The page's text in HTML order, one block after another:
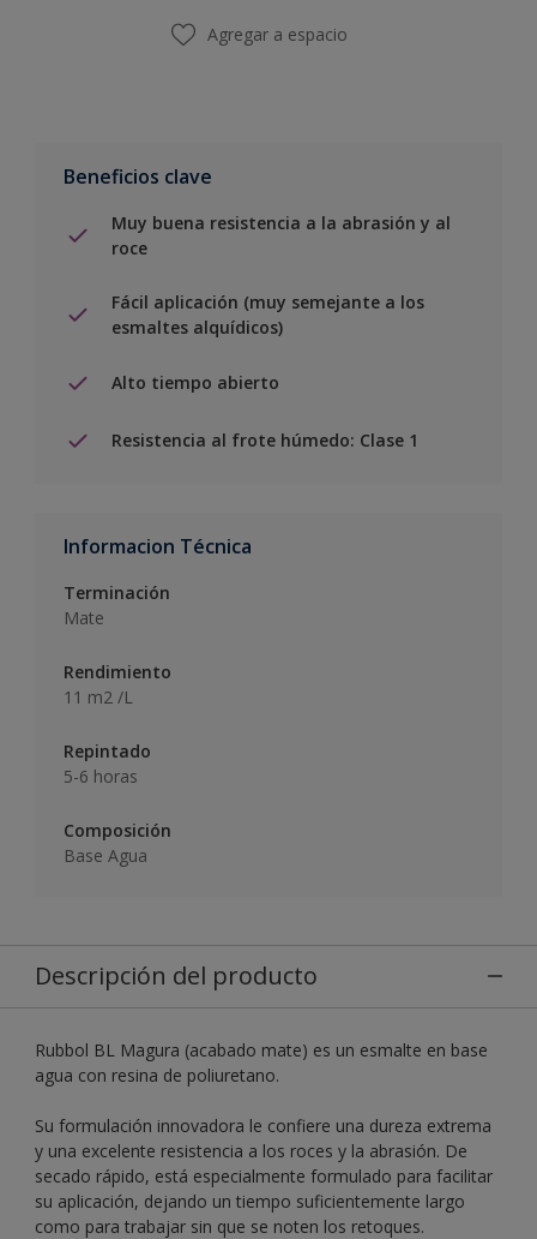
Agregar a espacio
Beneficios clave
Muy buena resistencia a la abrasión y al
roce
Fácil aplicación (muy semejante a los
esmaltes alquídicos)
Alto tiempo abierto
Resistencia al frote húmedo: Clase 1
Informacion Técnica
Terminación
Mate
Rendimiento
11 m2 /L
Repintado
5-6 horas
Composición
Base Agua
Descripción del producto
Rubbol BL Magura (acabado mate) es un esmalte en base
agua con resina de poliuretano.
Su formulación innovadora le confiere una dureza extrema
y una excelente resistencia a los roces y la abrasión. De
secado rápido, está especialmente formulado para facilitar
su aplicación, dejando un tiempo suficientemente largo
como para trabajar sin que se noten los retoques.